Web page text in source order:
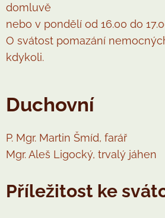
domluvě
nebo v pondělí od 16.00 do
O svátost pomazání
kdykoli.
Duchovní
P. Mgr. Martin Šmíd, farář
Mgr. Aleš Ligocký, trvalý jáhen
Příležitost ke